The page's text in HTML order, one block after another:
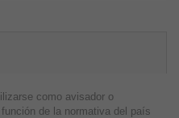
como avisador o
de la normativa del país